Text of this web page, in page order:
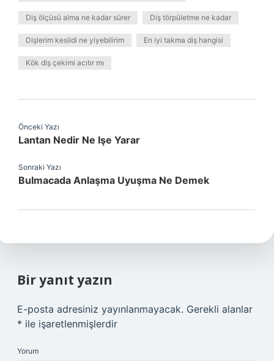
Diş ölçüsü alma ne kadar sürer Diş törpületme ne kadar
Dişlerim kesildi ne yiyebilirim En iyi takma diş hangisi
Kök diş çekimi acıtır mı
Önceki Yazı
Lantan Nedir Ne Işe Yarar
Sonraki Yazı
Bulmacada Anlaşma Uyuşma Ne Demek
Bir yanıt yazın
E-posta adresiniz yayınlanmayacak. Gerekli alanlar
* ile işaretlenmişlerdir
Yorum